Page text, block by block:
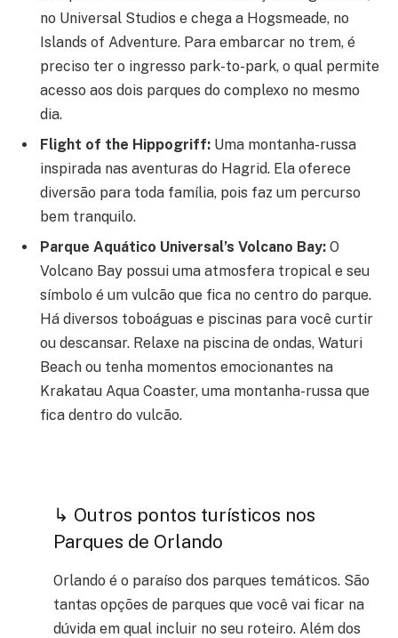
no Universal Studios e chega a Hogsmeade, no
Islands of Adventure. Para embarcar no trem, é
preciso ter o ingresso park-to-park, o qual permite
acesso aos dois parques do complexo no mesmo
dia.
Flight of the Hippogriff: Uma montanha-russa
inspirada nas aventuras do Hagrid. Ela oferece
diversão para toda família, pois faz um percurso
bem tranquilo.
Parque Aquático Universal’s Volcano Bay: O
Volcano Bay possui uma atmosfera tropical e seu
símbolo é um vulcão que fica no centro do parque.
Há diversos toboáguas e piscinas para você curtir
ou descansar. Relaxe na piscina de ondas, Waturi
Beach ou tenha momentos emocionantes na
Krakatau Aqua Coaster, uma montanha-russa que
fica dentro do vulcão.
↳ Outros pontos turísticos nos
Parques de Orlando
Orlando é o paraíso dos parques temáticos. São
tantas opções de parques que você vai ficar na
dúvida em qual incluir no seu roteiro. Além dos